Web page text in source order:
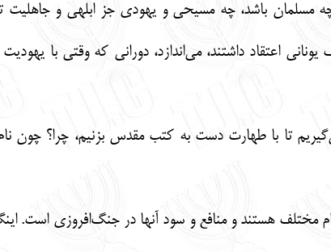
مسلمان باشد، چه مسیحی و یهودی جز ابلهی و جاهلیت
اعتقاد داشتند، می‌اندازد، دورانی که وقتی با
تا با طهارت دست به کتب مقدس بزنیم، چرا؟ چون
مختلف هستند و منافع و سود آنها در جنگ‌افروزی است.